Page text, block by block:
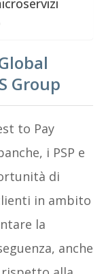
Group
to Pay
i PSP e
di
in ambito
la
anche